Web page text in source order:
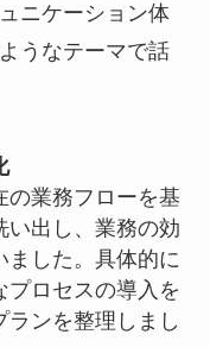
ニケーション体
うなテーマで話
の業務フローを基
い出し、業務の効
ました。具体的に
プロセスの導入を
ンを整理しまし